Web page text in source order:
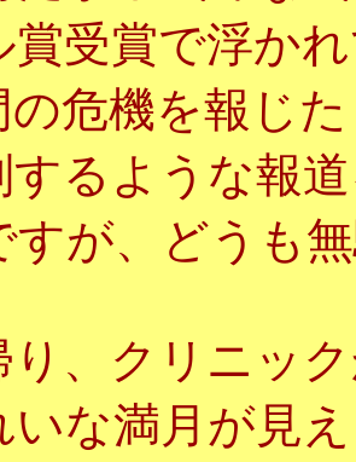
賞受賞で浮か
の危機を報じ
するような報
すが、どうも
り、クリニッ
いな満月が見